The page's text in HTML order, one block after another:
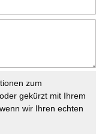
zum
gekürzt mit Ihrem
wir Ihren echten